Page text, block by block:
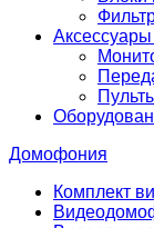
Домофония
Комплект